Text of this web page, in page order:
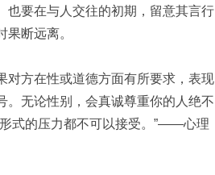
也要在与人交往的初期，留意其言行
断远离。
对方在性或道德方面有所要求，表现
。无论性别，会真诚尊重你的人绝不
式的压力都不可以接受。”——心理